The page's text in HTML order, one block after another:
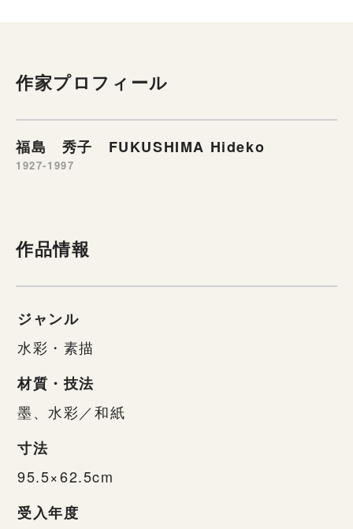
作家プロフィール
福島 秀子 FUKUSHIMA Hideko
1927-1997
作品情報
ジャンル
水彩・素描
材質・技法
墨、水彩／和紙
寸法
95.5×62.5cm
受入年度